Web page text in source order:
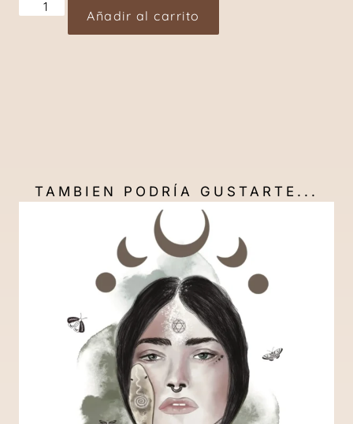
Añadir al carrito
TAMBIEN PODRÍA GUSTARTE...